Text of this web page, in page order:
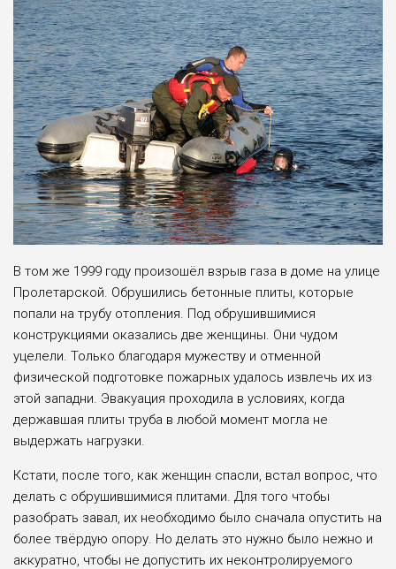
В том же 1999 году произошёл взрыв газа в доме на улице
Пролетарской. Обрушились бетонные плиты, которые
попали на трубу отопления. Под обрушившимися
конструкциями оказались две женщины. Они чудом
уцелели. Только благодаря мужеству и отменной
физической подготовке пожарных удалось извлечь их из
этой западни. Эвакуация проходила в условиях, когда
державшая плиты труба в любой момент могла не
выдержать нагрузки.
Кстати, после того, как женщин спасли, встал вопрос, что
делать с обрушившимися плитами. Для того чтобы
разобрать завал, их необходимо было сначала опустить на
более твёрдую опору. Но делать это нужно было нежно и
аккуратно, чтобы не допустить их неконтролируемого